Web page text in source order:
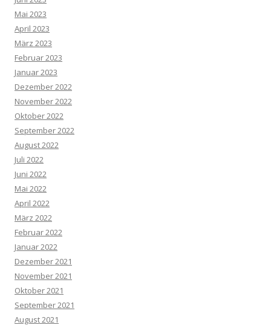
Mai 2023
April 2023
März 2023
Februar 2023
Januar 2023
Dezember 2022
November 2022
Oktober 2022
September 2022
August 2022
Juli 2022
Juni 2022
Mai 2022
April 2022
März 2022
Februar 2022
Januar 2022
Dezember 2021
November 2021
Oktober 2021
September 2021
August 2021